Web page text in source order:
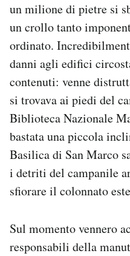
un milione di pietre si
un crollo tanto
ordinato.
danni agli edifici
contenuti: venne
si trovava ai piedi del
Biblioteca Nazionale
bastata una piccola
Basilica di San Marco
i detriti del campanile
sfiorare il colonnato
Sul momento vennero
responsabili della